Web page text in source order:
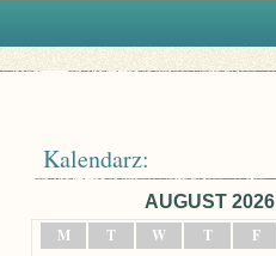
Kalendarz:
AUGUST 2026
M
T W T F